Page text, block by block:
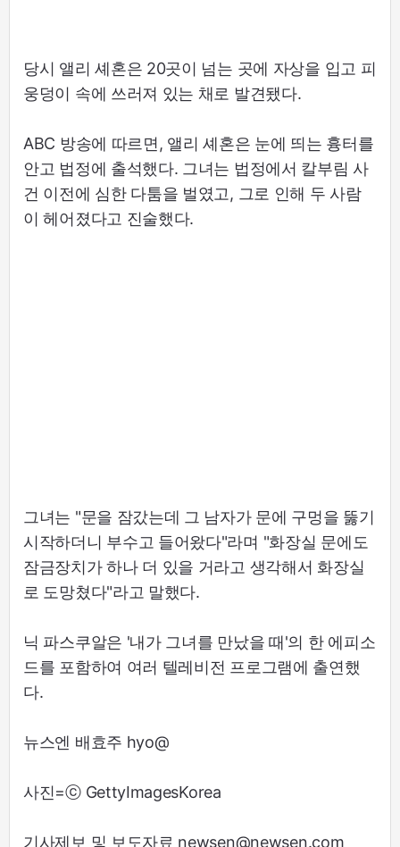
당시 앨리 셰혼은 20곳이 넘는 곳에 자상을 입고 피
웅덩이 속에 쓰러져 있는 채로 발견됐다.
ABC 방송에 따르면, 앨리 셰혼은 눈에 띄는 흉터를
안고 법정에 출석했다. 그녀는 법정에서 칼부림 사
건 이전에 심한 다툼을 벌였고, 그로 인해 두 사람
이 헤어졌다고 진술했다.
그녀는 "문을 잠갔는데 그 남자가 문에 구멍을 뚫기
시작하더니 부수고 들어왔다"라며 "화장실 문에도
잠금장치가 하나 더 있을 거라고 생각해서 화장실
로 도망쳤다"라고 말했다.
닉 파스쿠알은 '내가 그녀를 만났을 때'의 한 에피소
드를 포함하여 여러 텔레비전 프로그램에 출연했
다.
뉴스엔 배효주 hyo@
사진=ⓒ GettyImagesKorea
기사제보 및 보도자료 newsen@newsen.com